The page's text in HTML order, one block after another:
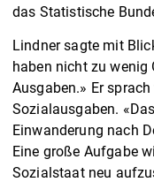
das Statistische
Lindner sagte mit
haben nicht zu wenig
Ausgaben.» Er
Sozialausgaben.
Einwanderung nach
Eine große Aufgabe
Sozialstaat neu